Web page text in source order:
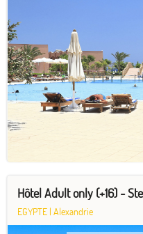
Hôtel Adult only (+16) -
EGYPTE | Alexandrie